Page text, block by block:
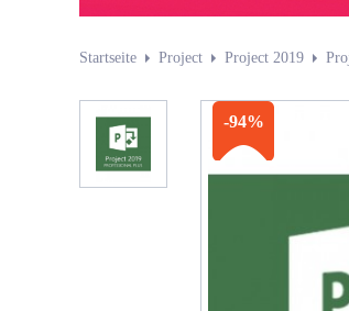
Startseite Project Project 2019
-94%